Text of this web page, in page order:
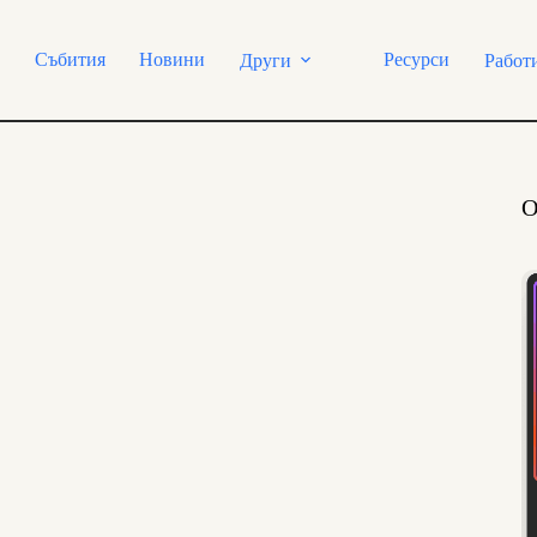
Събития Новини Други Ресурси